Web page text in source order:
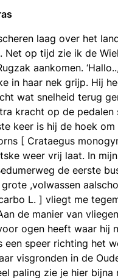
laag over het
Net op tijd zie ik de
aankomen.
in haar nek grijp. Hij
wat snelheid terug
kracht op de pedalen
keer is hij de hoek
[ Crataegus
weer vrij laat. In
de eerste
grote ,volwassen
L. ] vliegt me
de manier van
ogen heeft waar hij
een speer richting het
visgronden in de
paling zie je hier bijna